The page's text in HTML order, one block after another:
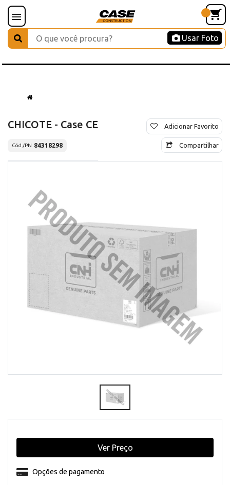
Usar Foto
CHICOTE - Case CE
Cód./PN 84318298
Adicionar Favorito
Compartilhar
Opções de pagamento
Ver Preço